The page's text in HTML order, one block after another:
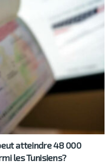
atteindre 48 000
les Tunisiens?